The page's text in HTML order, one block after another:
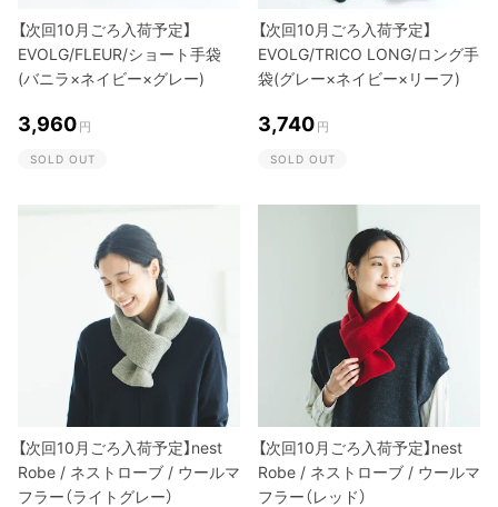
【次回10月ごろ入荷予定】
EVOLG/FLEUR/ショート手袋
(バニラ×ネイビー×グレー)
3,960 円
SOLD OUT
【次回10月ごろ入荷予定】
EVOLG/TRICO LONG/ロング手
袋(グレー×ネイビー×リーフ)
3,740 円
SOLD OUT
【次回10月ごろ入荷予定】nest
Robe / ネストローブ / ウールマ
フラー（ライトグレー）
【次回10月ごろ入荷予定】nest
Robe / ネストローブ / ウールマ
フラー（レッド）